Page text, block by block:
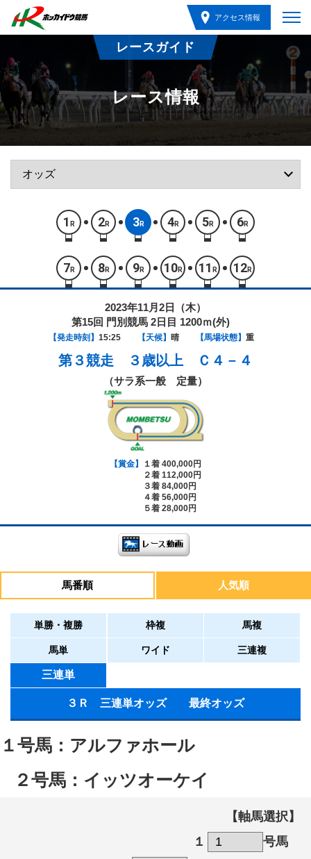
アクセス情報
レースガイド
レース情報
1 R 2R 3R 4R 5R 6R
7 R 8R 9R 10R 11 R 12R
2023年11月2日（木）
第15回 門別競馬 2日目 1200ｍ(外)
【発走時刻】 15:25 【天候】 晴 【馬場状態】 重
第３競走 ３歳以上 Ｃ４－４
（サラ系一般 定量）
【賞金】
１着 400,000円
２着 112,000円
３着 84,000円
４着 56,000円
５着 28,000円
馬番順 人気順
単勝・複勝 枠複 馬複
馬単 ワイド 三連複
三連単
３Ｒ 三連単オッズ 最終オッズ
１号馬：アルファホール
２号馬：イッツオーケイ
【軸馬選択】
１
号馬